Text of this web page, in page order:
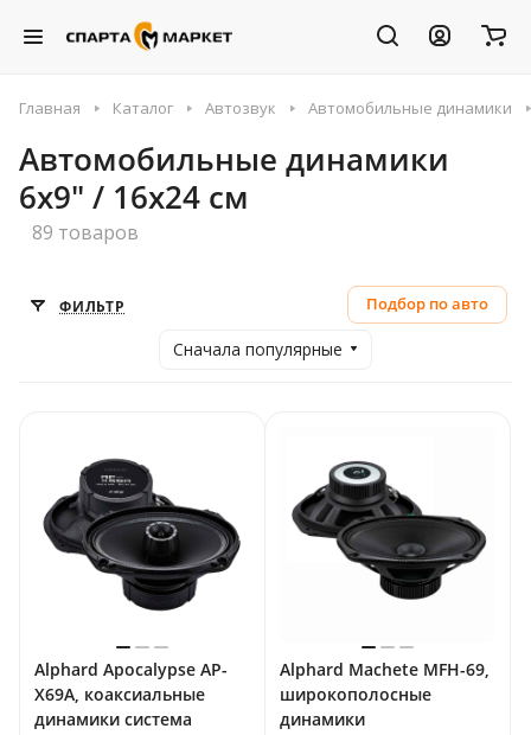
Главная Каталог Автозвук Автомобильные динамики
Автомобильные динамики
6x9" / 16x24 см
89 товаров
ФИЛЬТР Подбор по авто
Сначала популярные
Alphard Apocalypse AP-
X69A, коаксиальные
динамики система
Alphard Machete MFH-69,
широкополосные
динамики